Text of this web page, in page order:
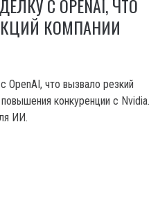
С OPENAI, ЧТО
КОМПАНИИ
OpenAI, что вызвало резкий
конкуренции с Nvidia.
ИИ.